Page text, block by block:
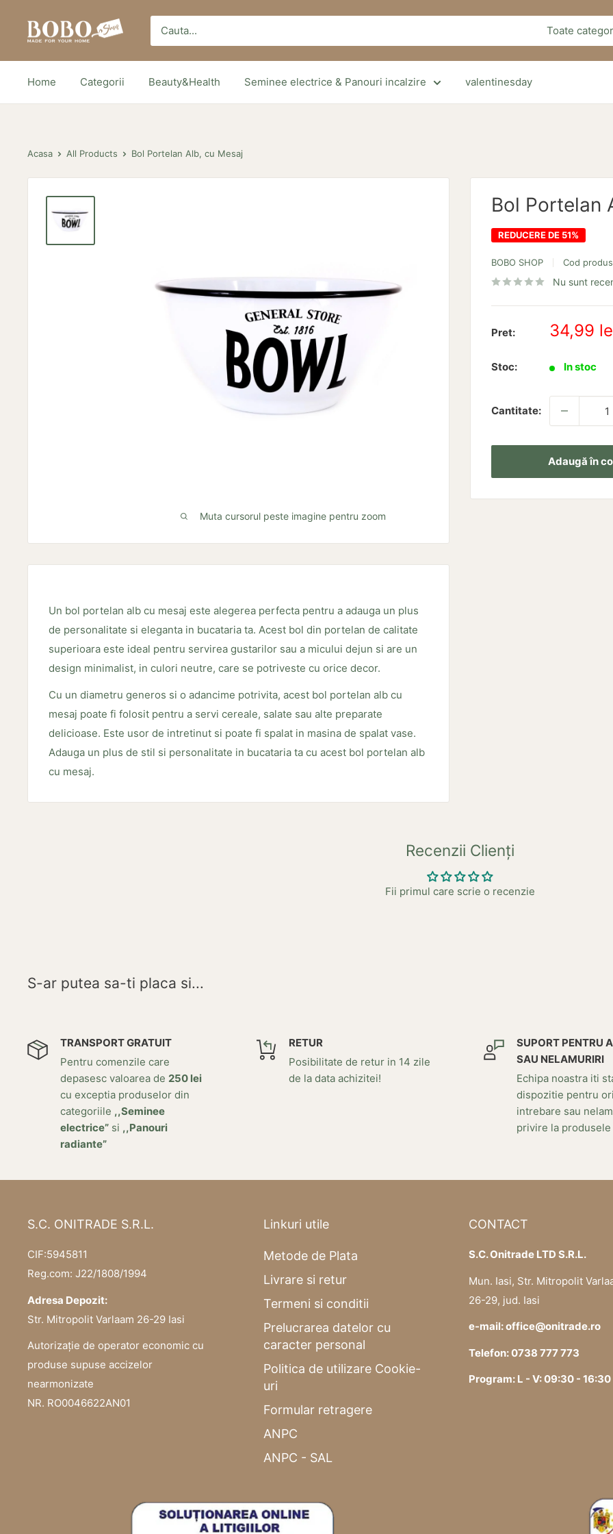
Bobo
Store
Toate
Home Categorii Beauty&Health Seminee electrice & Panouri incalzire valentinesday
Acasa All Products Bol Portelan Alb, cu Mesaj
Muta cursorul peste imagine pentru zoom
Bol Portelan
REDUCERE DE 51%
BOBO SHOP Cod
Nu sunt
Pret:
Pret
redus
34,99
Stoc: In stoc
Cantitate:
Adaugă în
Un bol portelan alb cu mesaj este alegerea perfecta pentru a adauga un plus
de personalitate si eleganta in bucataria ta. Acest bol din portelan de calitate
superioara este ideal pentru servirea gustarilor sau a micului dejun si are un
design minimalist, in culori neutre, care se potriveste cu orice decor.
Cu un diametru generos si o adancime potrivita, acest bol portelan alb cu
mesaj poate fi folosit pentru a servi cereale, salate sau alte preparate
delicioase. Este usor de intretinut si poate fi spalat in masina de spalat vase.
Adauga un plus de stil si personalitate in bucataria ta cu acest bol portelan alb
cu mesaj.
Recenzii Clienți
Fii primul care scrie o recenzie
S-ar putea sa-ti placa si...
TRANSPORT GRATUIT
Pentru comenzile care
depasesc valoarea de 250 lei
cu exceptia produselor din
categoriile ,,Seminee
electrice” si ,,Panouri
radiante”
RETUR
Posibilitate de retur in 14 zile
de la data achizitei!
SUPORT PENTRU
SAU NELAMURIRI
Echipa noastra iti
dispozitie pentru
intrebare sau
privire la produsele
S.C. ONITRADE S.R.L.
CIF:5945811
Reg.com: J22/1808/1994
Adresa Depozit:
Str. Mitropolit Varlaam 26-29 Iasi
Autorizație de operator economic cu
produse supuse accizelor
nearmonizate
NR. RO0046622AN01
Linkuri utile
Metode de Plata
Livrare si retur
Termeni si conditii
Prelucrarea datelor cu
caracter personal
Politica de utilizare Cookie-
uri
Formular retragere
ANPC
ANPC - SAL
CONTACT
S.C. Onitrade LTD S.R.L.
Mun. Iasi, Str. Mitropolit
26-29, jud. Iasi
e-mail: office@onitrade.ro
Telefon: 0738 777 773
Program: L - V: 09:30 - 16:30